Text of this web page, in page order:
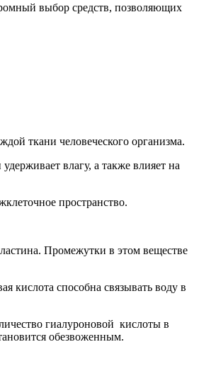
выбор средств, позволяющих
ткани человеческого организма.
влагу, а также влияет на
пространство.
Промежутки в этом веществе
кислота способна связывать воду в
гиалуроновой кислоты в
обезвоженным.